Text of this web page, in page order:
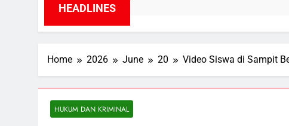
HEADLINES
Home 2026 June 20 Video Siswa di Sampit
HUKUM DAN KRIMINAL